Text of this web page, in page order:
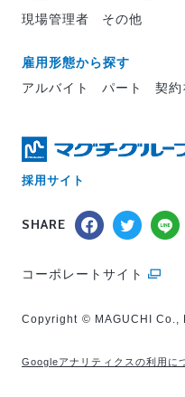
現場管理者
その他
雇用形態から探す
アルバイト
パート 契約
採用サイト
SHARE
コーポレートサイト
Copyright © MAGUCHI Co.,
Googleアナリティクスの利用に